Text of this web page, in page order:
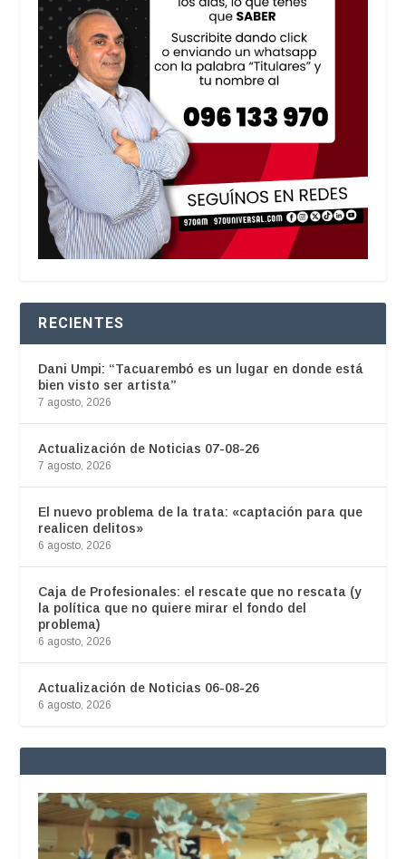
RECIENTES
Dani Umpi: “Tacuarembó es un lugar en donde está
bien visto ser artista”
7 agosto, 2026
Actualización de Noticias 07-08-26
7 agosto, 2026
El nuevo problema de la trata: «captación para que
realicen delitos»
6 agosto, 2026
Caja de Profesionales: el rescate que no rescata (y
la política que no quiere mirar el fondo del
problema)
6 agosto, 2026
Actualización de Noticias 06-08-26
6 agosto, 2026